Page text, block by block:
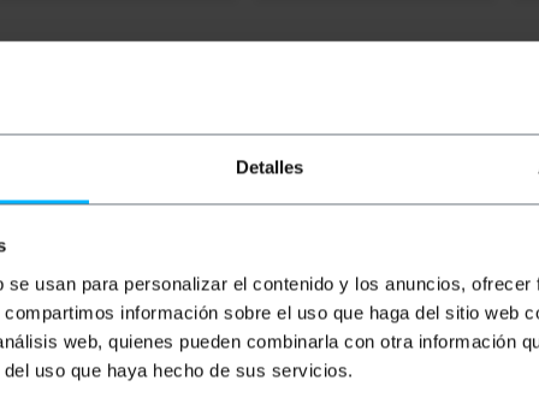
Detalles
usan para personalizar el contenido y los anuncios,
información sobre el uso que haga del sitio web
web, quienes pueden combinarla con otra información
uso que haya hecho de sus servicios.
(SM). Dispone de dos conectores ST/PC en un extremo
calidad y LSZH (Low Smoke Halogen Free).
cada cable de 3.0 mm (incluyendo la fibra kevlar y la